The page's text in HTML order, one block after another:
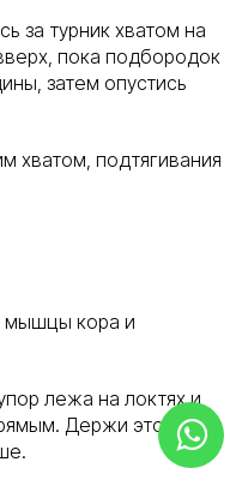
за турник хватом на
пока подбородок
затем опустись
хватом, подтягивания
мышцы кора и
лежа на локтях и
Держи это